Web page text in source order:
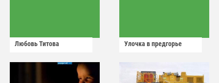
Любовь Титова Улочка в предгорье